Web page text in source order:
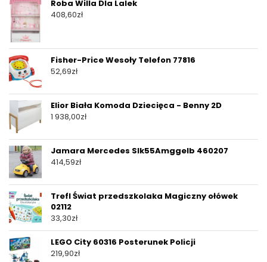
Roba Willa Dla Lalek
408,60zł
Fisher-Price Wesoły Telefon 77816
52,69zł
Elior Biała Komoda Dziecięca - Benny 2D
1 938,00zł
Jamara Mercedes Slk55Amggelb 460207
414,59zł
Trefl Świat przedszkolaka Magiczny ołówek
02112
33,30zł
LEGO City 60316 Posterunek Policji
219,90zł